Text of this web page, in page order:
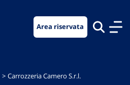
Area riservata
Carrozzeria Camero S.r.l.